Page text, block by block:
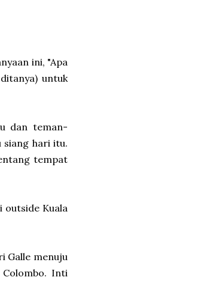
ini, "Apa
untuk
dan teman-
siang hari itu.
tempat
outside Kuala
Galle menuju
Inti